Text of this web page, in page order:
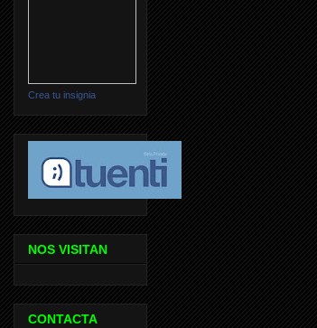
Crea tu insignia
NOS VISITAN
CONTACTA